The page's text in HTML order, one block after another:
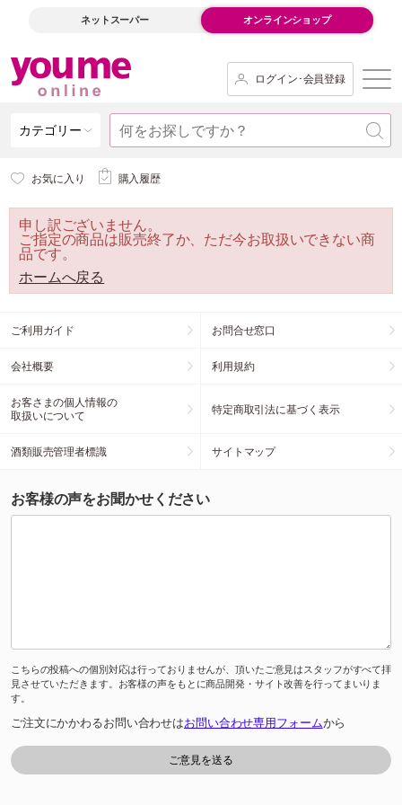
ネットスーパー オンラインショップ
ログイン･会員登録
カテゴリー
お気に入り 購入履歴
申し訳ございません。
ご指定の商品は販売終了か、ただ今お取扱いできない商
品です。
ホームへ戻る
ご利用ガイド お問合せ窓口
会社概要 利用規約
お客さまの個人情報の
取扱いについて
特定商取引法に基づく表示
酒類販売管理者標識 サイトマップ
お客様の声をお聞かせください
こちらの投稿への個別対応は行っておりませんが、頂いたご意見はスタッフがすべて拝
見させていただきます。お客様の声をもとに商品開発・サイト改善を行ってまいりま
す。
ご注文にかかわるお問い合わせはお問い合わせ専用フォームから